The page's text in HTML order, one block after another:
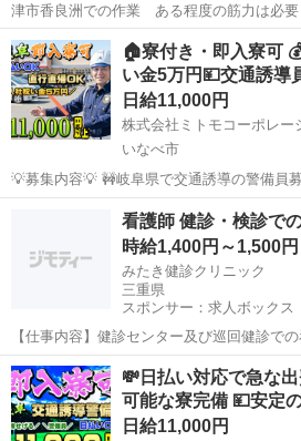
津市香良洲での作業 ある程度の筋力は必要 1輪車にて運搬作業 2時間
ほどで終わります
三重 津市 高茶屋駅 その他
🏠寮付き・即入寮可
い金5万円💴交通誘導
日給11,000円
株式会社ミトモコーポレー
いなべ市
💡募集内容💡 🚧岐阜県で交通誘導の警備員
OK。 🔰未経験でも安心の研修体制。 👫男
歓迎。 ✨安心して働ける環境で新生活をスター
いなべ市 その他 時給
看護師 健診・検診で
時給1,400円～1,500円
みたき健診クリニック
三重県
スポンサー：求人ボックス
【仕事内容】健診センター及び巡回健診で
圧測定 採血 診察介助(婦人科、内視鏡など)
診者数約130名/日 院内と巡回を兼務で対応
ア:三重県全域 遠方...
アルバイト・パート
💸日払い対応で急な
可能な寮完備 💴安定
日給11,000円